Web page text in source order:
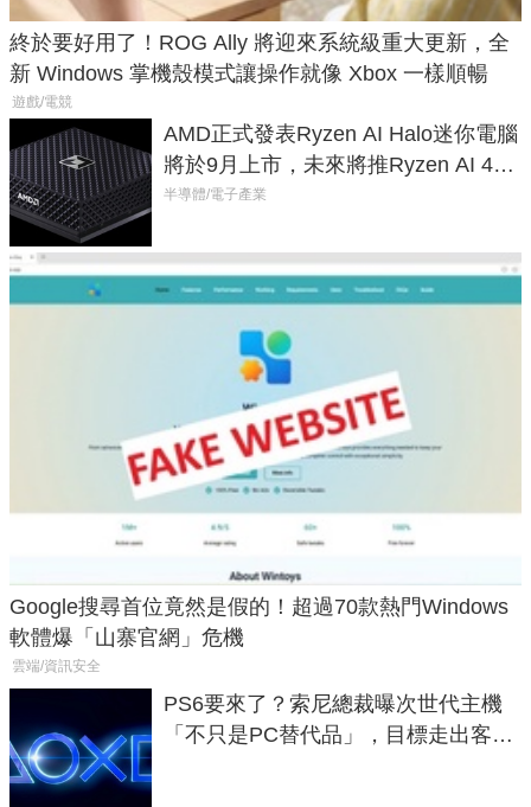
終於要好用了！ROG Ally 將迎來系統級重大更新，全
新 Windows 掌機殼模式讓操作就像 Xbox 一樣順暢
遊戲/電競
AMD正式發表Ryzen AI Halo迷你電腦
將於9月上市，未來將推Ryzen AI 400
Max系列處理器與對應升級版
半導體/電子產業
Google搜尋首位竟然是假的！超過70款熱門Windows
軟體爆「山寨官網」危機
雲端/資訊安全
PS6要來了？索尼總裁曝次世代主機
「不只是PC替代品」，目標走出客